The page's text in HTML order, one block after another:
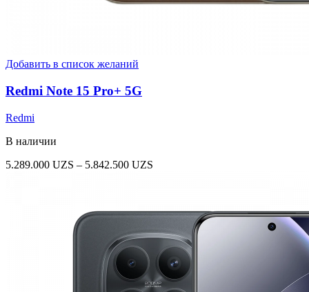
Добавить в список желаний
Redmi Note 15 Pro+ 5G
Redmi
В наличии
5.289.000 UZS – 5.842.500 UZS
5.842.500 UZS